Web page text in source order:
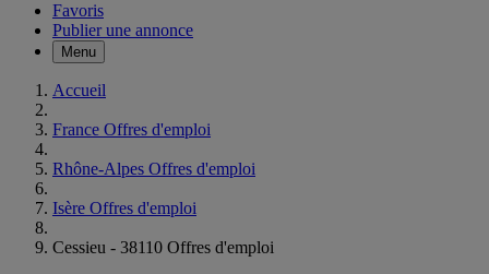
Favoris
Publier une annonce
Menu
Accueil
France Offres d'emploi
Rhône-Alpes Offres d'emploi
Isère Offres d'emploi
Cessieu - 38110 Offres d'emploi